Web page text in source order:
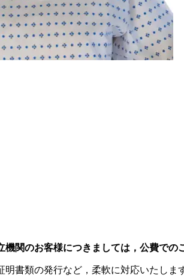
関のお客様につきましては，公費での
書類の発行など，柔軟に対応いたしま